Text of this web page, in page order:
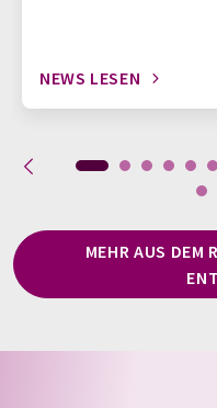
NEWS LESEN
MEHR AUS DEM